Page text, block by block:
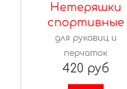
Нетеряшки
спортивные
для рукавиц и
перчаток
420 руб